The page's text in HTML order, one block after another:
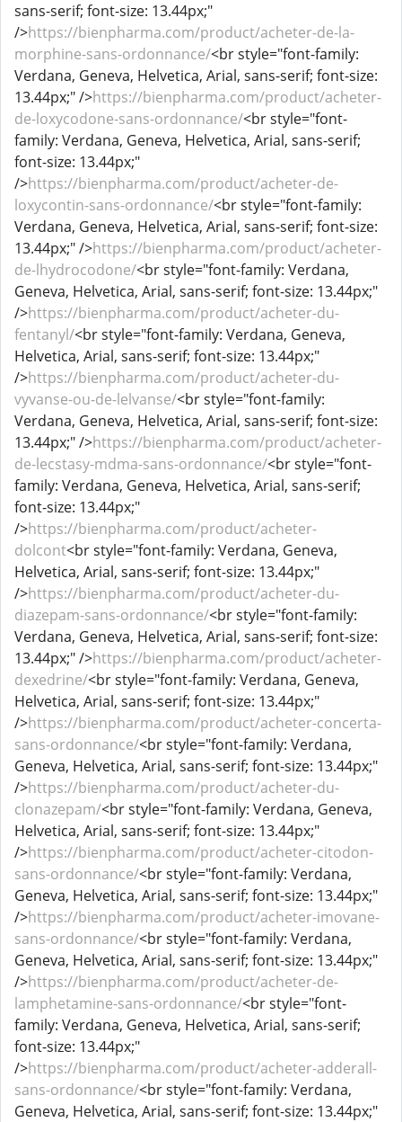
sans-serif; font-size: 13.44px;"
/>https://bienpharma.com/product/acheter-de-la-
morphine-sans-ordonnance/<br style="font-family:
Verdana, Geneva, Helvetica, Arial, sans-serif; font-size:
13.44px;" />https://bienpharma.com/product/acheter-
de-loxycodone-sans-ordonnance/<br style="font-
family: Verdana, Geneva, Helvetica, Arial, sans-serif;
font-size: 13.44px;"
/>https://bienpharma.com/product/acheter-de-
loxycontin-sans-ordonnance/<br style="font-family:
Verdana, Geneva, Helvetica, Arial, sans-serif; font-size:
13.44px;" />https://bienpharma.com/product/acheter-
de-lhydrocodone/<br style="font-family: Verdana,
Geneva, Helvetica, Arial, sans-serif; font-size: 13.44px;"
/>https://bienpharma.com/product/acheter-du-
fentanyl/<br style="font-family: Verdana, Geneva,
Helvetica, Arial, sans-serif; font-size: 13.44px;"
/>https://bienpharma.com/product/acheter-du-
vyvanse-ou-de-lelvanse/<br style="font-family:
Verdana, Geneva, Helvetica, Arial, sans-serif; font-size:
13.44px;" />https://bienpharma.com/product/acheter-
de-lecstasy-mdma-sans-ordonnance/<br style="font-
family: Verdana, Geneva, Helvetica, Arial, sans-serif;
font-size: 13.44px;"
/>https://bienpharma.com/product/acheter-
dolcont<br style="font-family: Verdana, Geneva,
Helvetica, Arial, sans-serif; font-size: 13.44px;"
/>https://bienpharma.com/product/acheter-du-
diazepam-sans-ordonnance/<br style="font-family:
Verdana, Geneva, Helvetica, Arial, sans-serif; font-size:
13.44px;" />https://bienpharma.com/product/acheter-
dexedrine/<br style="font-family: Verdana, Geneva,
Helvetica, Arial, sans-serif; font-size: 13.44px;"
/>https://bienpharma.com/product/acheter-concerta-
sans-ordonnance/<br style="font-family: Verdana,
Geneva, Helvetica, Arial, sans-serif; font-size: 13.44px;"
/>https://bienpharma.com/product/acheter-du-
clonazepam/<br style="font-family: Verdana, Geneva,
Helvetica, Arial, sans-serif; font-size: 13.44px;"
/>https://bienpharma.com/product/acheter-citodon-
sans-ordonnance/<br style="font-family: Verdana,
Geneva, Helvetica, Arial, sans-serif; font-size: 13.44px;"
/>https://bienpharma.com/product/acheter-imovane-
sans-ordonnance/<br style="font-family: Verdana,
Geneva, Helvetica, Arial, sans-serif; font-size: 13.44px;"
/>https://bienpharma.com/product/acheter-de-
lamphetamine-sans-ordonnance/<br style="font-
family: Verdana, Geneva, Helvetica, Arial, sans-serif;
font-size: 13.44px;"
/>https://bienpharma.com/product/acheter-adderall-
sans-ordonnance/<br style="font-family: Verdana,
Geneva, Helvetica, Arial, sans-serif; font-size: 13.44px;"